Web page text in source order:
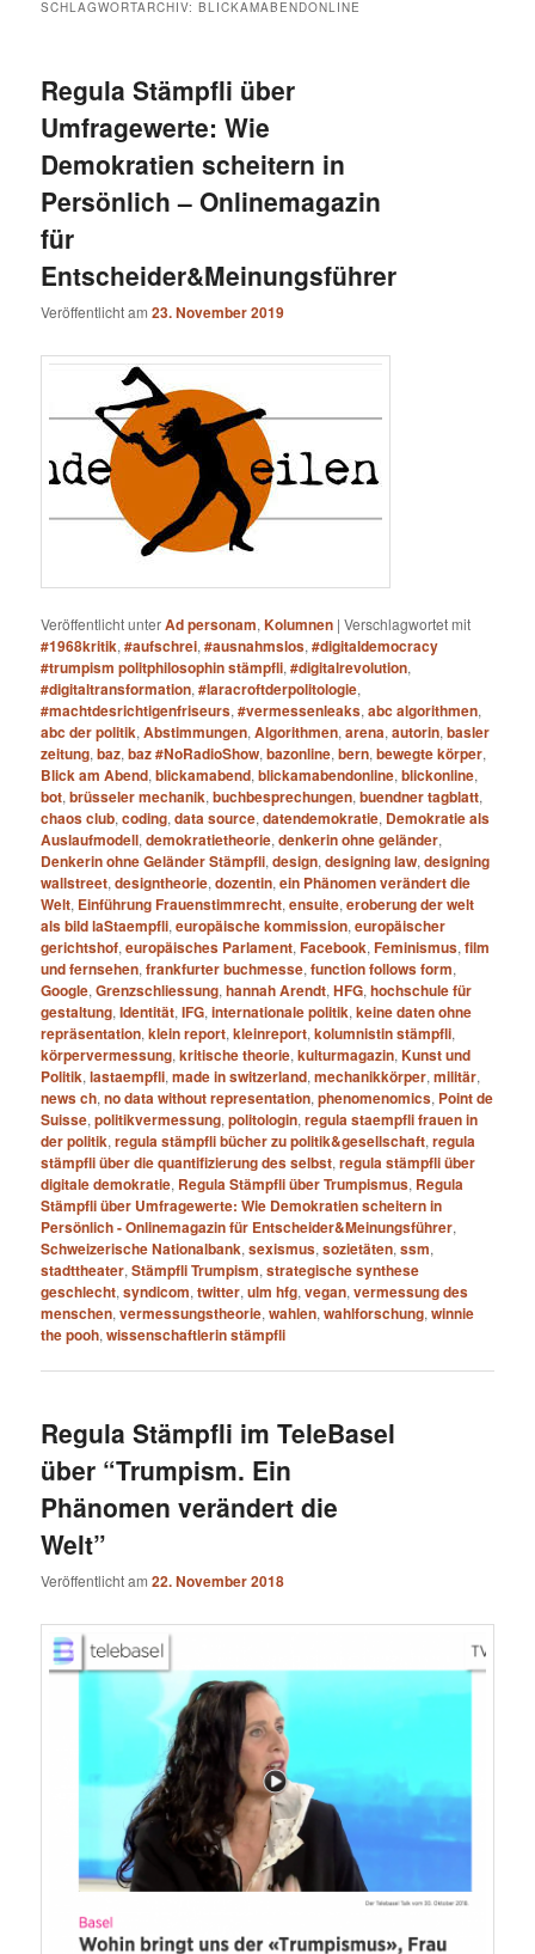
SCHLAGWORTARCHIV:BLICKAMABENDONLINE
Regula Stämpfli über
Umfragewerte: Wie
Demokratien scheitern in
Persönlich – Onlinemagazin
für
Entscheider&Meinungsführer
Veröffentlicht am23. November 2019
Veröffentlicht unterAd personam,Kolumnen |Verschlagwortet mit
#1968kritik,#aufschrei,#ausnahmslos,#digitaldemocracy
#trumpism politphilosophin stämpfli,#digitalrevolution,
#digitaltransformation,#laracroftderpolitologie,
#machtdesrichtigenfriseurs,#vermessenleaks,abc algorithmen,
abc der politik,Abstimmungen,Algorithmen,arena,autorin,basler
zeitung,baz,baz #NoRadioShow,bazonline,bern,bewegte körper,
Blick am Abend,blickamabend,blickamabendonline,blickonline,
bot,brüsseler mechanik,buchbesprechungen,buendner tagblatt,
chaos club,coding,data source,datendemokratie, Demokratie als
Auslaufmodell,demokratietheorie,denkerin ohne geländer,
Denkerin ohne Geländer Stämpfli,design,designing law,designing
wallstreet,designtheorie,dozentin,ein Phänomen verändert die
Welt, Einführung Frauenstimmrecht,ensuite,eroberung der welt
als bild laStaempfli,europäische kommission,europäischer
gerichtshof,europäisches Parlament,Facebook,Feminismus,film
und fernsehen,frankfurter buchmesse,function follows form,
Google,Grenzschliessung,hannah Arendt,HFG,hochschule für
gestaltung,Identität,IFG,internationale politik,keine daten ohne
repräsentation,klein report,kleinreport,kolumnistin stämpfli,
körpervermessung,kritische theorie,kulturmagazin,Kunst und
Politik,lastaempfli,made in switzerland,mechanikkörper,militär,
news ch,no data without representation,phenomenomics, Point de
Suisse,politikvermessung,politologin,regula staempfli frauen in
der politik,regula stämpfli bücher zu politik&gesellschaft,regula
stämpfli über die quantifizierung des selbst,regula stämpfli über
digitale demokratie, Regula Stämpfli über Trumpismus, Regula
Stämpfli über Umfragewerte: Wie Demokratien scheitern in
Persönlich - Onlinemagazin für Entscheider&Meinungsführer,
Schweizerische Nationalbank,sexismus,sozietäten,ssm,
stadttheater,Stämpfli Trumpism,strategische synthese
geschlecht,syndicom,twitter,ulm hfg,vegan,vermessung des
menschen,vermessungstheorie,wahlen,wahlforschung,winnie
the pooh,wissenschaftlerin stämpfli
Regula Stämpfli im TeleBasel
über “Trumpism. Ein
Phänomen verändert die
Welt”
Veröffentlicht am22. November 2018